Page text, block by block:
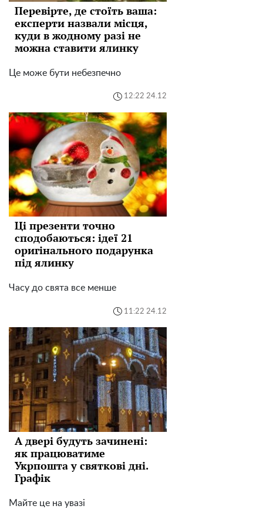
Перевірте, де стоїть ваша:
експерти назвали місця,
куди в жодному разі не
можна ставити ялинку
Це може бути небезпечно
12:22 24.12
Ці презенти точно
сподобаються: ідеї 21
оригінального подарунка
під ялинку
Часу до свята все менше
11:22 24.12
А двері будуть зачинені:
як працюватиме
Укрпошта у святкові дні.
Графік
Майте це на увазі